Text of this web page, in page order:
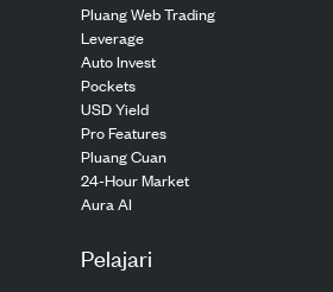
Pluang Web Trading
Leverage
Auto Invest
Pockets
USD Yield
Pro Features
Pluang Cuan
24-Hour Market
Aura AI
Pelajari